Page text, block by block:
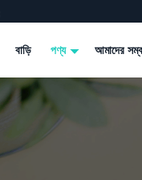
বাড়ি পণ্য আমাদের